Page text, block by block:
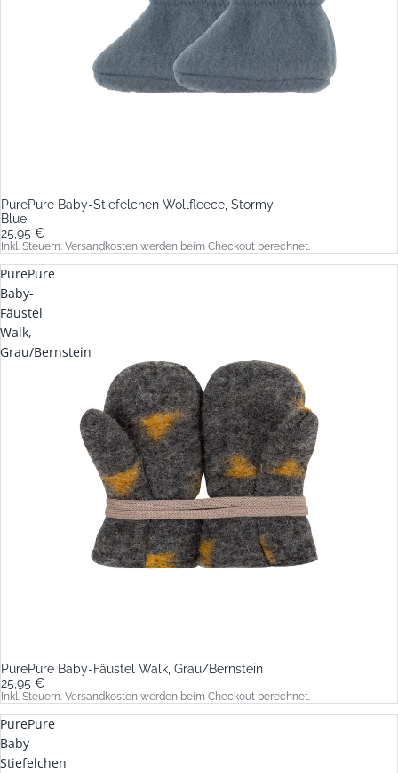
PurePure Baby-Stiefelchen Wollfleece, Stormy
Blue
25,95 €
Inkl. Steuern. Versandkosten werden beim Checkout berechnet.
PurePure
Baby-
Fäustel
Walk,
Grau/Bernstein
PurePure Baby-Fäustel Walk, Grau/Bernstein
25,95 €
Inkl. Steuern. Versandkosten werden beim Checkout berechnet.
PurePure
Baby-
Stiefelchen